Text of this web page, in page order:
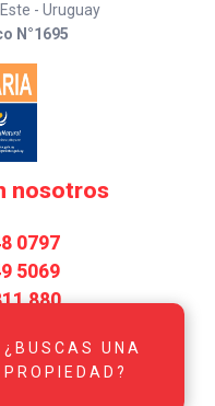
- Uruguay
N°1695
nosotros
0797
5069
880
143
¿BUSCAS UNA
PROPIEDAD?